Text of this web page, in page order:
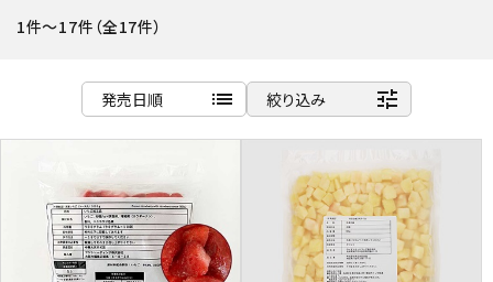
セール商品
カテゴリから探す
スイーツ
お菓子
1件～17件（全17件）
発売日順 list
商品名
発売日順
価格が安い
価格が高い
絞り込み tune